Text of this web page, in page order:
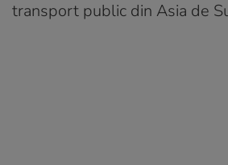
transport public din Asia de